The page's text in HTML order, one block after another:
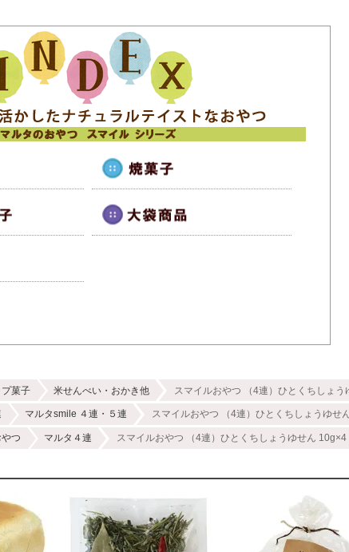
菓子 米せんべい・おかき他 スマイルおやつ （4連）ひとくちしょ
マルタsmile ４連・５連 スマイルおやつ （4連）ひとくちしょうゆせ
つ マルタ４連 スマイルおやつ （4連）ひとくちしょうゆせん